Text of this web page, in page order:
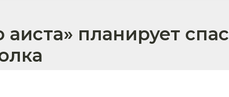
аиста» планирует